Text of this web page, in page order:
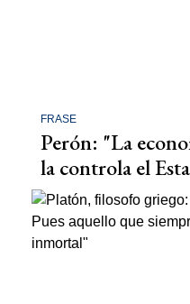
FRASE
Perón: "La
la controla el